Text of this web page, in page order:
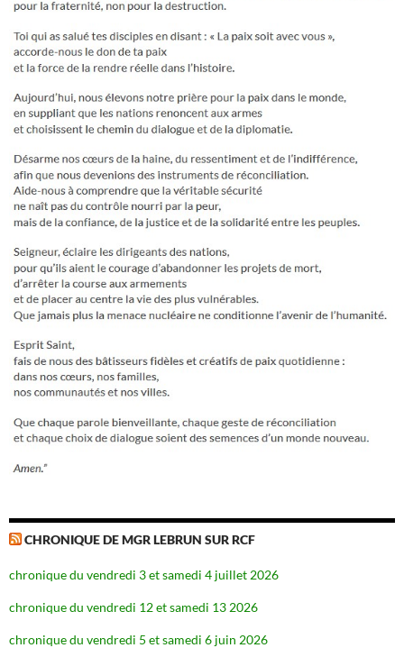
CHRONIQUE DE MGR LEBRUN SUR RCF
chronique du vendredi 3 et samedi 4 juillet 2026
chronique du vendredi 12 et samedi 13 2026
chronique du vendredi 5 et samedi 6 juin 2026